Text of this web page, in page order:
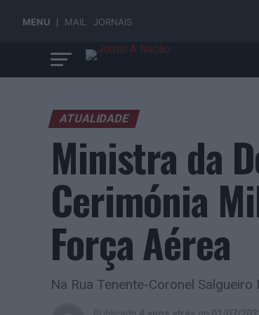
MENU MAIL JORNAIS
ATUALIDADE
Ministra da
Cerimónia
Força Aérea
Na Rua Tenente-Coronel Salgueiro